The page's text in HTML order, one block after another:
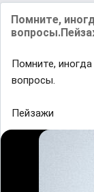
Помните,
Помните,
вопросы.
Пейзажи